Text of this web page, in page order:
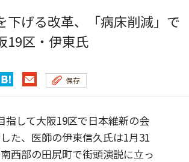
下げる改革、「病床削減」で
区・伊東氏
保存
指して大阪19区で日本維新の会
た、医師の伊東信久氏は1月31
西部の田尻町で街頭演説に立っ